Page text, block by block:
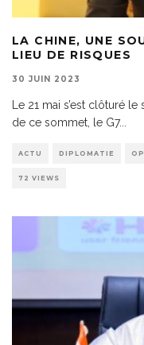
LA CHINE, UNE
LIEU DE RISQUES
30 JUIN 2023
Le 21 mai s’est clôturé
de ce sommet, le G7...
ACTU DIPLOMATIE
72 VIEWS